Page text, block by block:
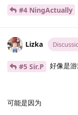
#4 NingActually
Lizka
#5 Sir.​P 好像是
可能是因为